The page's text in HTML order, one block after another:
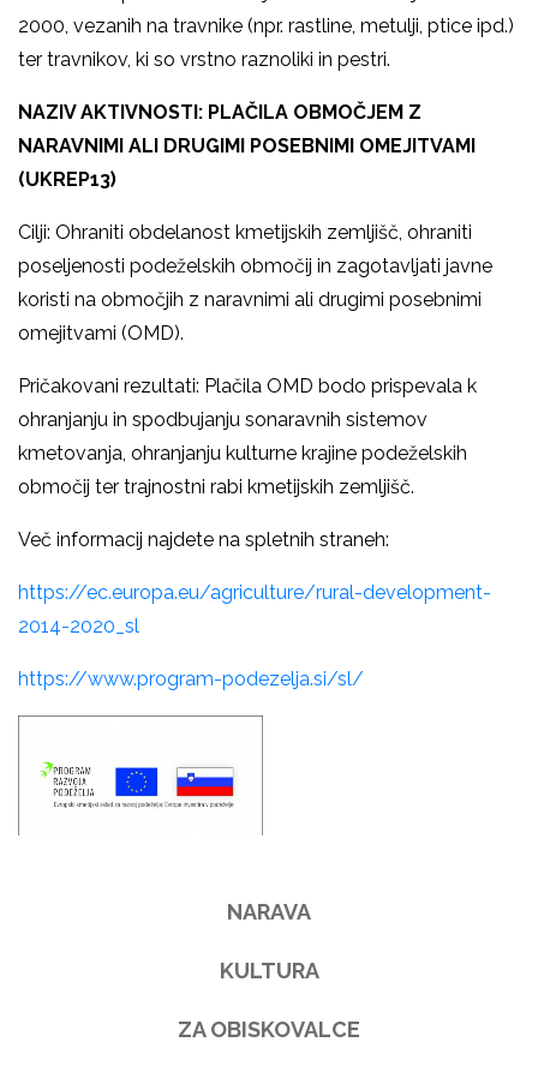
2000, vezanih na travnike (npr. rastline, metulji, ptice ipd.)
ter travnikov, ki so vrstno raznoliki in pestri.
NAZIV AKTIVNOSTI: PLAČILA OBMOČJEM Z
NARAVNIMI ALI DRUGIMI POSEBNIMI OMEJITVAMI
(UKREP13)
Cilji: Ohraniti obdelanost kmetijskih zemljišč, ohraniti
poseljenosti podeželskih območij in zagotavljati javne
koristi na območjih z naravnimi ali drugimi posebnimi
omejitvami (OMD).
Pričakovani rezultati: Plačila OMD bodo prispevala k
ohranjanju in spodbujanju sonaravnih sistemov
kmetovanja, ohranjanju kulturne krajine podeželskih
območij ter trajnostni rabi kmetijskih zemljišč.
Več informacij najdete na spletnih straneh:
https://ec.europa.eu/agriculture/rural-development-
2014-2020_sl
https://www.program-podezelja.si/sl/
NARAVA
KULTURA
ZA OBISKOVALCE